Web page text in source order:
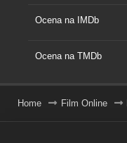
Ocena na IMDb
Ocena na TMDb
Home Film Online